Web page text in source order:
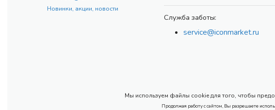
Новинки, акции, новости
Служба заботы:
service@iconmarket.ru
Мы используем файлы cookie для того, чтобы
Продолжая работу с сайтом, Вы разрешаете